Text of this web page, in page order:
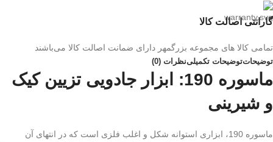
گارانتی اصالت کالا
تمامی کالا های مجموعه بزرگمهر دارای ضمانت اصالت کالا می‌باشند
توضیحاتتوضیحات تکمیلینظرات (0)
ماسوره 190: ابزار جادویی تزیین کیک
و شیرینی
ماسوره 190، ابزاری استوانه شکل و اغلب فلزی است که در انتهای آن